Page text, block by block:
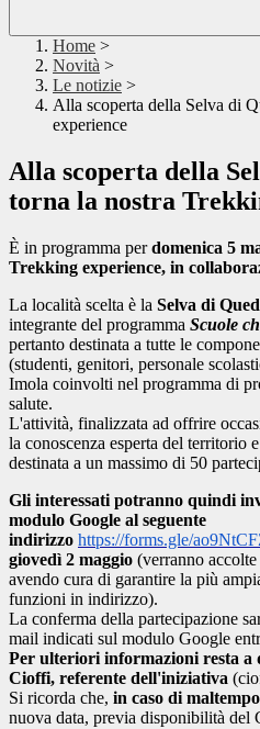
Home >
Novità >
Le notizie >
Alla scoperta della Selva di
experience
Alla scoperta della
torna la nostra
È in programma perdomenica 5
Trekking experience, in
La località scelta è la Selva di
integrante del programma Scuole
pertanto destinata a tutte le
(studenti, genitori, personale
Imola coinvolti nel programma di
salute.
L'attività, finalizzata ad offrire
la conoscenza esperta del territorio
destinata a un massimo di 50
Gli interessati potranno quindi
modulo Google al seguente
indirizzo https://forms.gle/
giovedì 2 maggio (verranno
avendo cura di garantire la più
funzioni in indirizzo).
La conferma della partecipazione
mail indicati sul modulo Google
Per ulteriori informazioni resta a
Cioffi, referente dell'iniziativa
Si ricorda che, in caso di maltempo
nuova data, previa disponibilità del